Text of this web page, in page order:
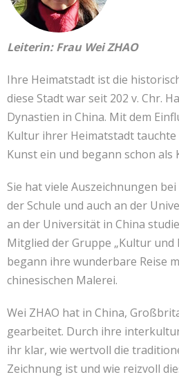
Leiterin: Frau Wei ZHAO
Ihre Heimatstadt ist die
diese Stadt war seit 202 v. Chr.
Dynastien in China. Mit dem
Kultur ihrer Heimatstadt tauchte
Kunst ein und begann schon als
Sie hat viele Auszeichnungen
der Schule und auch an der
an der Universität in China
Mitglied der Gruppe „Kultur und
begann ihre wunderbare Reise
chinesischen Malerei.
Wei ZHAO hat in China,
gearbeitet. Durch ihre
ihr klar, wie wertvoll die
Zeichnung ist und wie reizvoll